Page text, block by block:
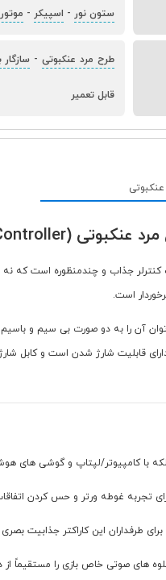
ستون نور - اسپیکر -
طرح مرد عنکبوتی -
قابل تعمیر
است.
قابلیت شارژ شدن است و کابل
تجربه غوطه ورتر و حس کردن
طرفداران این کاراکتر جذابیت بصری
های صوتی خاص بازی را مستقیماً